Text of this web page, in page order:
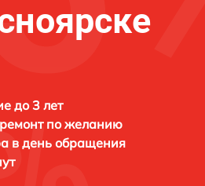
до 3 лет
ремонт по желанию
в день обращения